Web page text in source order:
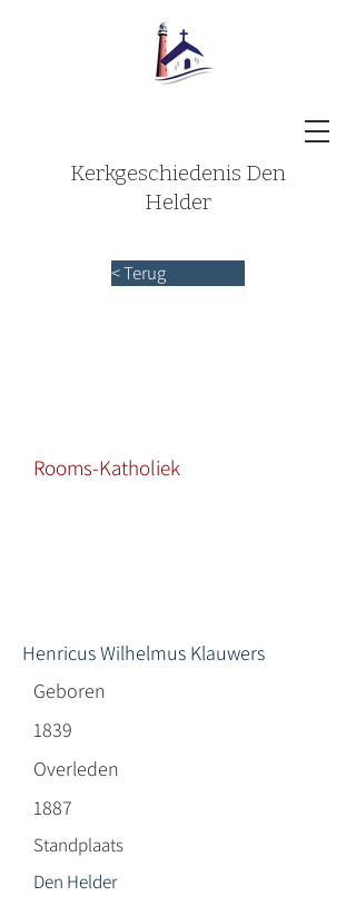
Kerkgeschiedenis Den
Helder
< Terug
Rooms-Katholiek
Henricus Wilhelmus Klauwers
Geboren
1839
Overleden
1887
Standplaats
Den Helder